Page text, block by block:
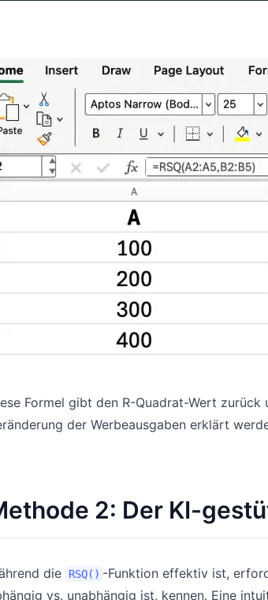
Formel gibt den R-Quadrat-Wert
der Werbeausgaben erklärt
2: Der KI-
die RSQ() -Funktion effektiv ist,
vs. unabhängig ist, kennen. Eine